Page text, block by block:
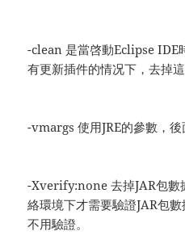
-clean 是當啓動Eclipse IDE
有更新插件的情况下，去掉
-vmargs 使用JRE的參數，後
-Xverify:none 去掉JAR包數
絡環境下才需要驗證JAR包
不用驗證。